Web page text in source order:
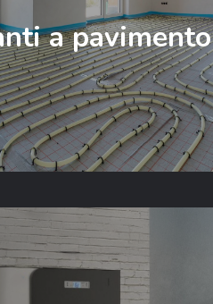
a pavimento